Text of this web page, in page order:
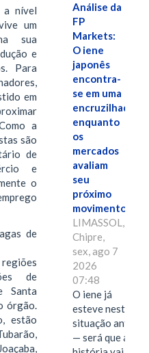
a nível
um
sua
e
Para
em
a
são
de
e
o
de
de
Santa
órgão.
estão
Análise da
FP
Markets:
O iene
japonês
encontra-
se em uma
encruzilhada
enquanto
os
mercados
avaliam
seu
próximo
movimento.
LIMASSOL,
Chipre,
sex, ago 7
2026
07:48
O iene já
esteve nesta
situação antes
— será que a